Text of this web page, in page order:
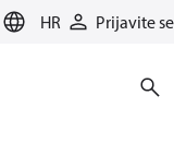
HR Prijavite se